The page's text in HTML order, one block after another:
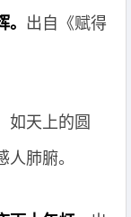
出自《赋得
如天上的圆
肺腑。